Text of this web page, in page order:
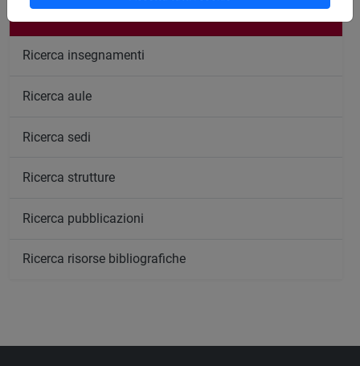
Ricerca insegnamenti
Ricerca aule
Ricerca sedi
Ricerca strutture
Ricerca pubblicazioni
Ricerca risorse bibliografiche